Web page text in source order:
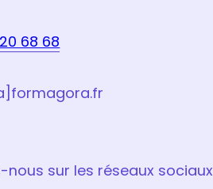
68 68
nous sur les réseaux sociaux